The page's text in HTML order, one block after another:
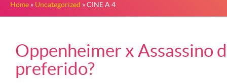
Home » Uncategorized » CINE A 4
Oppenheimer x Assassino
preferido?